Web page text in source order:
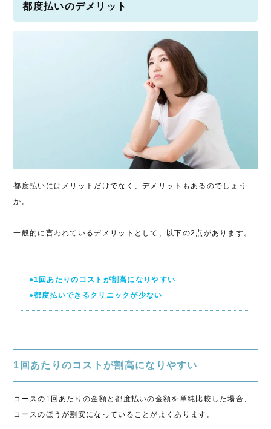
都度払いのデメリット
都度払いにはメリットだけでなく、デメリットもあるのでしょう
か。
一般的に言われているデメリットとして、以下の2点があります。
●1回あたりのコストが割高になりやすい
●都度払いできるクリニックが少ない
1回あたりのコストが割高になりやすい
コースの1回あたりの金額と都度払いの金額を単純比較した場合、
コースのほうが割安になっていることがよくあります。